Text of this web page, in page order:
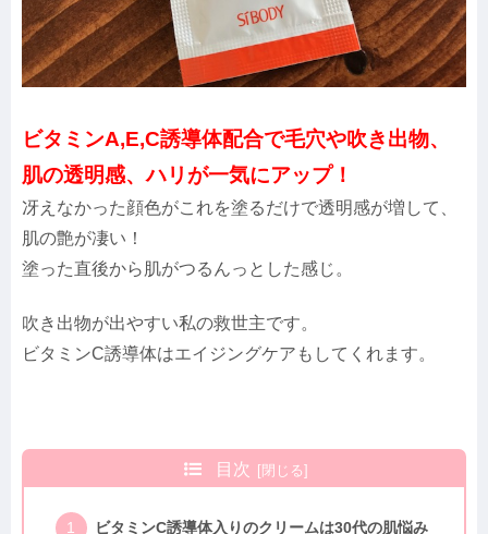
ビタミンA,E,C誘導体配合で毛穴や吹き出物、
肌の透明感、ハリが一気にアップ！
冴えなかった顔色がこれを塗るだけで透明感が増して、
肌の艶が凄い！
塗った直後から肌がつるんっとした感じ。
吹き出物が出やすい私の救世主です。
ビタミンC誘導体はエイジングケアもしてくれます。
目次
ビタミンC誘導体入りのクリームは30代の肌悩み